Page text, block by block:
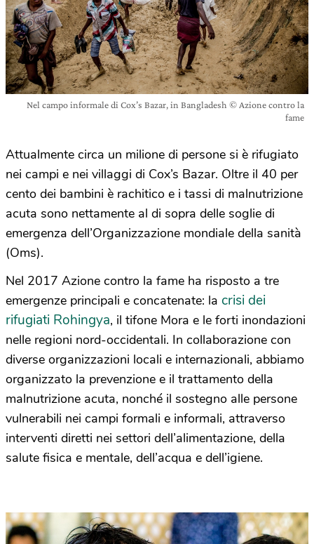
Nel campo informale di Cox’s Bazar, in Bangladesh © Azione contro la
fame
Attualmente circa un milione di persone si è rifugiato
nei campi e nei villaggi di Cox’s Bazar. Oltre il 40 per
cento dei bambini è rachitico e i tassi di malnutrizione
acuta sono nettamente al di sopra delle soglie di
emergenza dell’Organizzazione mondiale della sanità
(Oms).
Nel 2017 Azione contro la fame ha risposto a tre
emergenze principali e concatenate: la crisi dei
rifugiati Rohingya, il tifone Mora e le forti inondazioni
nelle regioni nord-occidentali. In collaborazione con
diverse organizzazioni locali e internazionali, abbiamo
organizzato la prevenzione e il trattamento della
malnutrizione acuta, nonché il sostegno alle persone
vulnerabili nei campi formali e informali, attraverso
interventi diretti nei settori dell’alimentazione, della
salute fisica e mentale, dell’acqua e dell’igiene.